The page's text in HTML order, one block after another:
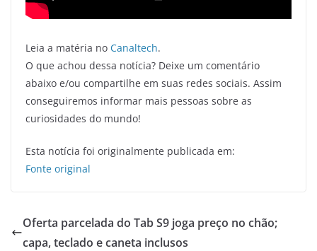
Leia a matéria no Canaltech.
O que achou dessa notícia? Deixe um comentário
abaixo e/ou compartilhe em suas redes sociais. Assim
conseguiremos informar mais pessoas sobre as
curiosidades do mundo!
Esta notícia foi originalmente publicada em:
Fonte original
Oferta parcelada do Tab S9 joga preço no chão;
capa, teclado e caneta inclusos